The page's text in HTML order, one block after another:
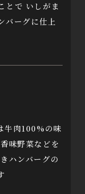
とで いしがま
バーグに仕上
牛肉100%の味
味野菜などを
ハンバーグの